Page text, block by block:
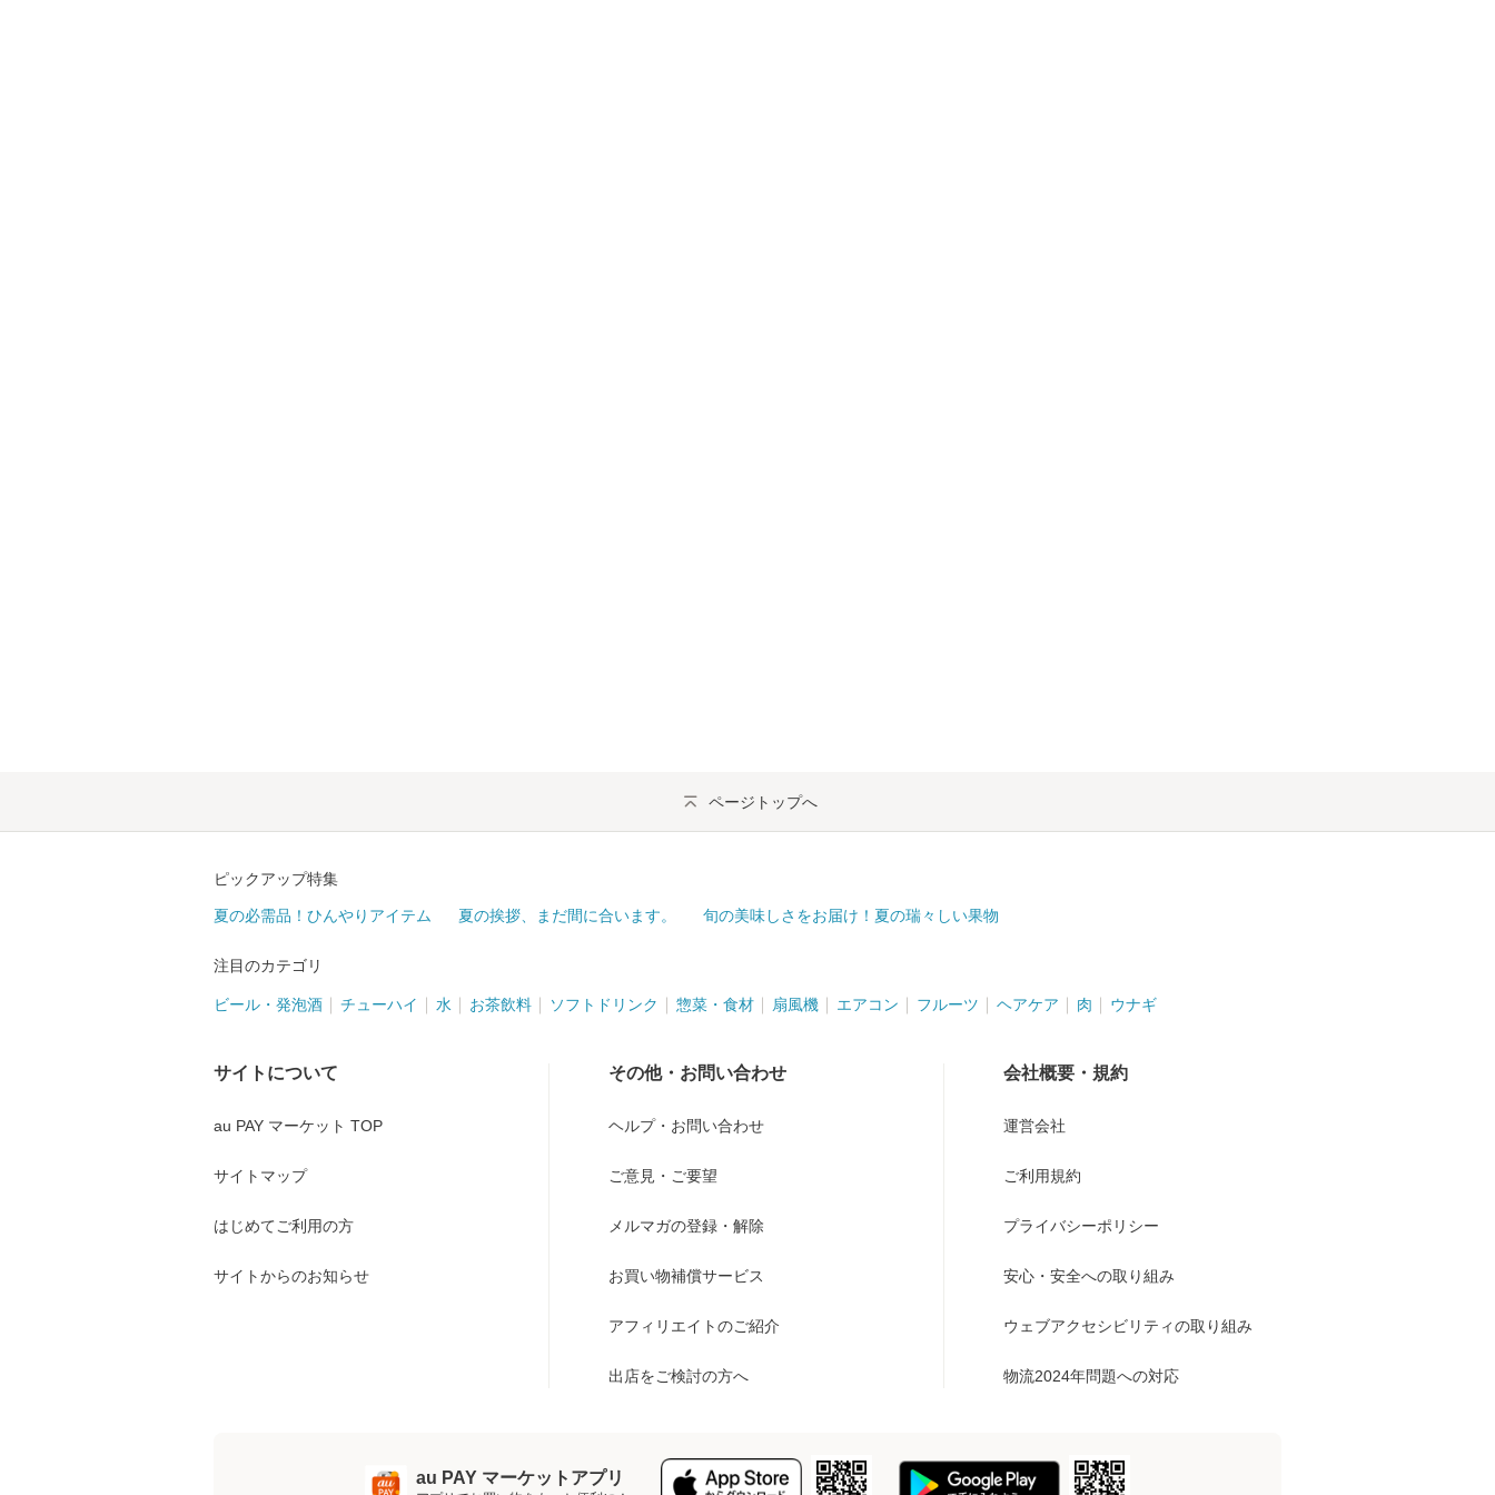
ページトップへ
ピックアップ特集
夏の必需品！ひんやりアイテム 夏の挨拶、まだ間に合います。 旬の美味しさをお届け！夏の瑞々しい果物
注目のカテゴリ
ビール・発泡酒 チューハイ 水 お茶飲料 ソフトドリンク 惣菜・食材 扇風機 エアコン フルーツ ヘアケア 肉 ウナギ
サイトについて
au PAY マーケット TOP
サイトマップ
はじめてご利用の方
サイトからのお知らせ
その他・お問い合わせ
ヘルプ・お問い合わせ
ご意見・ご要望
メルマガの登録・解除
お買い物補償サービス
アフィリエイトのご紹介
出店をご検討の方へ
会社概要・規約
運営会社
ご利用規約
プライバシーポリシー
安心・安全への取り組み
ウェブアクセシビリティの取り組み
物流2024年問題への対応
au PAY マーケットアプリ